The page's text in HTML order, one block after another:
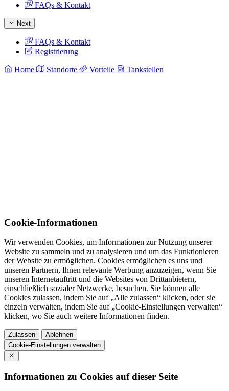
FAQs & Kontakt
Next
FAQs & Kontakt
Registrierung
Home Standorte Vorteile Tankstellen
Cookie-Informationen
Wir verwenden Cookies, um Informationen zur Nutzung unserer
Website zu sammeln und zu analysieren und um das Funktionieren
der Website zu ermöglichen. Cookies ermöglichen es uns und
unseren Partnern, Ihnen relevante Werbung anzuzeigen, wenn Sie
unseren Internetauftritt und die Websites von Drittanbietern,
einschließlich sozialer Netzwerke, besuchen. Sie können alle
Cookies zulassen, indem Sie auf „Alle zulassen“ klicken, oder sie
einzeln verwalten, indem Sie auf „Cookie-Einstellungen verwalten“
klicken, wo Sie auch weitere Informationen finden.
Zulassen
Ablehnen
Cookie-Einstellungen verwalten
Informationen zu Cookies auf dieser Seite